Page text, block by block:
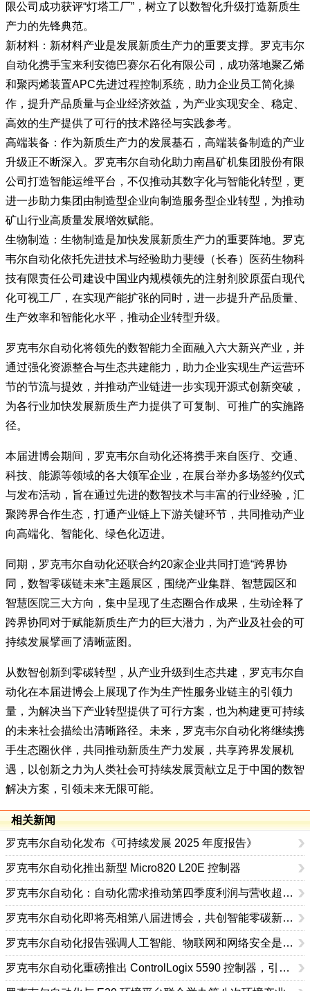
限公司成功获评“灯塔工厂”，树立了以数智化升级打造新质生
产力的先锋典范。
新材料：新材料产业是发展新质生产力的重要支撑。罗克韦尔
自动化携手宝来利安德巴赛尔石化有限公司，成功落地聚乙烯
和聚丙烯装置APC先进过程控制系统，助力企业员工简化操
作，提升产品质量与企业经济效益，为产业实现安全、稳定、
高效的生产提供了可行的技术路径与实践参考。
高端装备：作为新质生产力的发展基石，高端装备制造的产业
升级正不断深入。罗克韦尔自动化助力南昌矿机集团股份有限
公司打造智能运维平台，不仅推动其数字化与智能化转型，更
进一步助力集团由制造型企业向制造服务型企业转型，为推动
矿山行业高质量发展增效赋能。
生物制造：生物制造是加快发展新质生产力的重要阵地。罗克
韦尔自动化依托先进技术与经验助力斐缦（长春）医药生物科
技有限责任公司建设中国业内规模领先的注射剂胶原蛋白现代
化可视工厂，在实现产能扩张的同时，进一步提升产品质量、
生产效率和智能化水平，推动企业转型升级。
罗克韦尔自动化将领先的数智能力全面融入六大新兴产业，并
通过强化资源整合与生态共建能力，助力企业实现生产运营环
节的节流与提效，并推动产业链进一步实现开源式创新突破，
为各行业加快发展新质生产力提供了可复制、可推广的实施路
径。
本届进博会期间，罗克韦尔自动化还将携手来自医疗、交通、
科技、能源等领域的各大领军企业，在展台举办多场签约仪式
与发布活动，旨在通过先进的数智技术与丰富的行业经验，汇
聚跨界合作生态，打通产业链上下游关键环节，共同推动产业
向高端化、智能化、绿色化迈进。
同期，罗克韦尔自动化还联合约20家企业共同打造“跨界协
同，数智零碳链未来”主题展区，围绕产业集群、智慧园区和
智慧医院三大方向，集中呈现了生态圈合作成果，生动诠释了
跨界协同对于赋能新质生产力的巨大潜力，为产业及社会的可
持续发展擘画了清晰蓝图。
从数智创新到零碳转型，从产业升级到生态共建，罗克韦尔自
动化在本届进博会上展现了作为生产性服务业链主的引领力
量，为解决当下产业转型提供了可行方案，也为构建更可持续
的未来社会描绘出清晰路径。未来，罗克韦尔自动化将继续携
手生态圈伙伴，共同推动新质生产力发展，共享跨界发展机
遇，以创新之力为人类社会可持续发展贡献立足于中国的数智
解决方案，引领未来无限可能。
相关新闻
罗克韦尔自动化发布《可持续发展 2025 年度报告》
罗克韦尔自动化推出新型 Micro820 L20E 控制器
罗克韦尔自动化：自动化需求推动第四季度利润与营收超预期
罗克韦尔自动化即将亮相第八届进博会，共创智能零碳新未来
罗克韦尔自动化报告强调人工智能、物联网和网络安全是数字化转型的关键驱动力
罗克韦尔自动化重磅推出 ControlLogix 5590 控制器，引领工控新时代